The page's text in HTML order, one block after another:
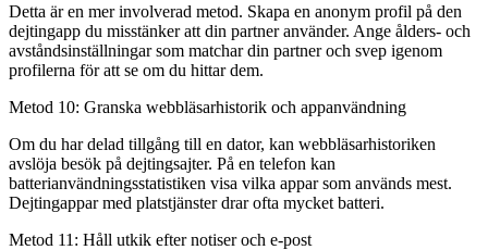
Detta är en mer involverad metod. Skapa en anonym profil på den
dejtingapp du misstänker att din partner använder. Ange ålders- och
avståndsinställningar som matchar din partner och svep igenom
profilerna för att se om du hittar dem.
Metod 10: Granska webbläsarhistorik och appanvändning
Om du har delad tillgång till en dator, kan webbläsarhistoriken
avslöja besök på dejtingsajter. På en telefon kan
batterianvändningsstatistiken visa vilka appar som används mest.
Dejtingappar med platstjänster drar ofta mycket batteri.
Metod 11: Håll utkik efter notiser och e-post